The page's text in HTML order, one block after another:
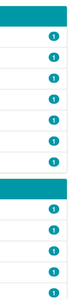
1
1
1
1
1
1
1
1
1
1
1
1